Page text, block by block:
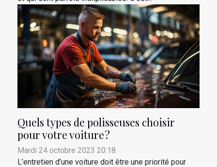
Quels types de polisseuses choisir
pour votre voiture ?
Mardi 24 octobre 2023 20:18
L’entretien d’une voiture doit être une priorité pour